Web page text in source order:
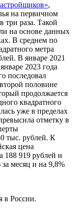
,
на первичном
три раза. Такой
на основе данных
В среднем по
метра
В январе 2021
2023 года
последовал
половине
продолжается
квадратного
уже в пределах
отметку в
тыс. рублей. К
цена
188 919 рублей и
месяц и на 9,8%
в России.